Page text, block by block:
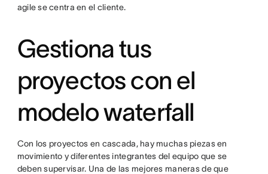
agile se centra en el cliente.
Gestiona tus
proyectos con el
modelo waterfall
Con los proyectos en cascada, hay muchas piezas en
movimiento y diferentes integrantes del equipo que se
deben supervisar. Una de las mejores maneras de que